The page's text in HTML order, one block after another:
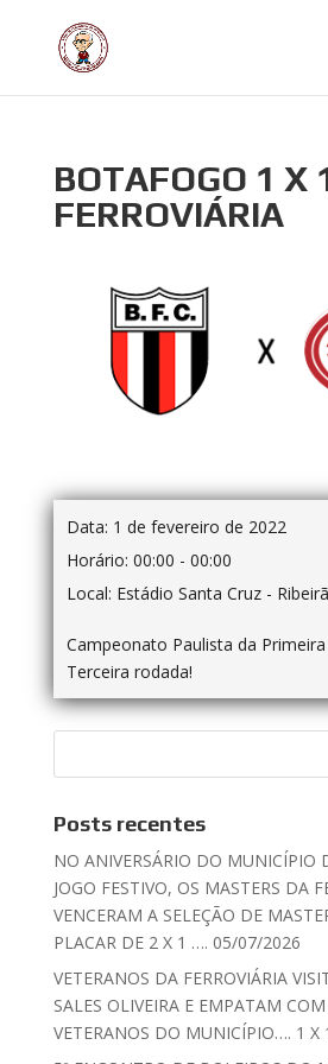
BOTAFOGO 1 X
FERROVIÁRIA
Data: 1 de fevereiro de 2022
Horário: 00:00 - 00:00
Local: Estádio Santa Cruz -
Campeonato Paulista da
Terceira rodada!
Posts recentes
NO ANIVERSÁRIO DO MUNICÍPIO
JOGO FESTIVO, OS MASTERS DA
VENCERAM A SELEÇÃO DE
PLACAR DE 2 X 1 …. 05/07/2026
VETERANOS DA FERROVIÁRIA
SALES OLIVEIRA E EMPATAM
VETERANOS DO MUNICÍPIO…. 1